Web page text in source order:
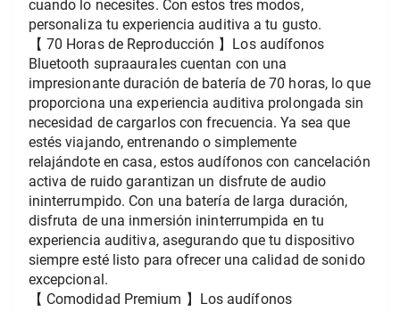
cuando lo necesites. Con estos tres modos,
personaliza tu experiencia auditiva a tu gusto.
【 70 Horas de Reproducción 】Los audífonos
Bluetooth supraaurales cuentan con una
impresionante duración de batería de 70 horas, lo que
proporciona una experiencia auditiva prolongada sin
necesidad de cargarlos con frecuencia. Ya sea que
estés viajando, entrenando o simplemente
relajándote en casa, estos audífonos con cancelación
activa de ruido garantizan un disfrute de audio
ininterrumpido. Con una batería de larga duración,
disfruta de una inmersión ininterrumpida en tu
experiencia auditiva, asegurando que tu dispositivo
siempre esté listo para ofrecer una calidad de sonido
excepcional.
【 Comodidad Premium 】Los audífonos